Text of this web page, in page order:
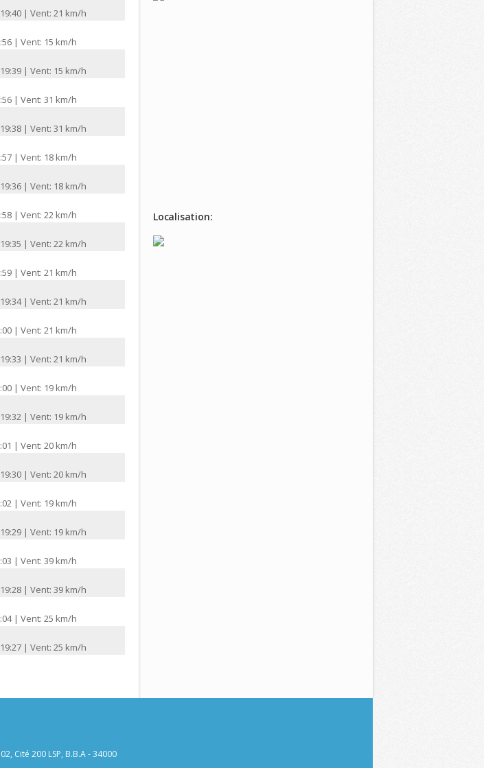
| Vent: 21 km/h
| Vent: 15 km/h
| Vent: 15 km/h
| Vent: 31 km/h
| Vent: 31 km/h
| Vent: 18 km/h
| Vent: 18 km/h
| Vent: 22 km/h
| Vent: 22 km/h
| Vent: 21 km/h
| Vent: 21 km/h
| Vent: 21 km/h
| Vent: 21 km/h
| Vent: 19 km/h
| Vent: 19 km/h
| Vent: 20 km/h
| Vent: 20 km/h
| Vent: 19 km/h
| Vent: 19 km/h
| Vent: 39 km/h
| Vent: 39 km/h
| Vent: 25 km/h
| Vent: 25 km/h
Localisation:
Cité 200 LSP, B.B.A - 34000